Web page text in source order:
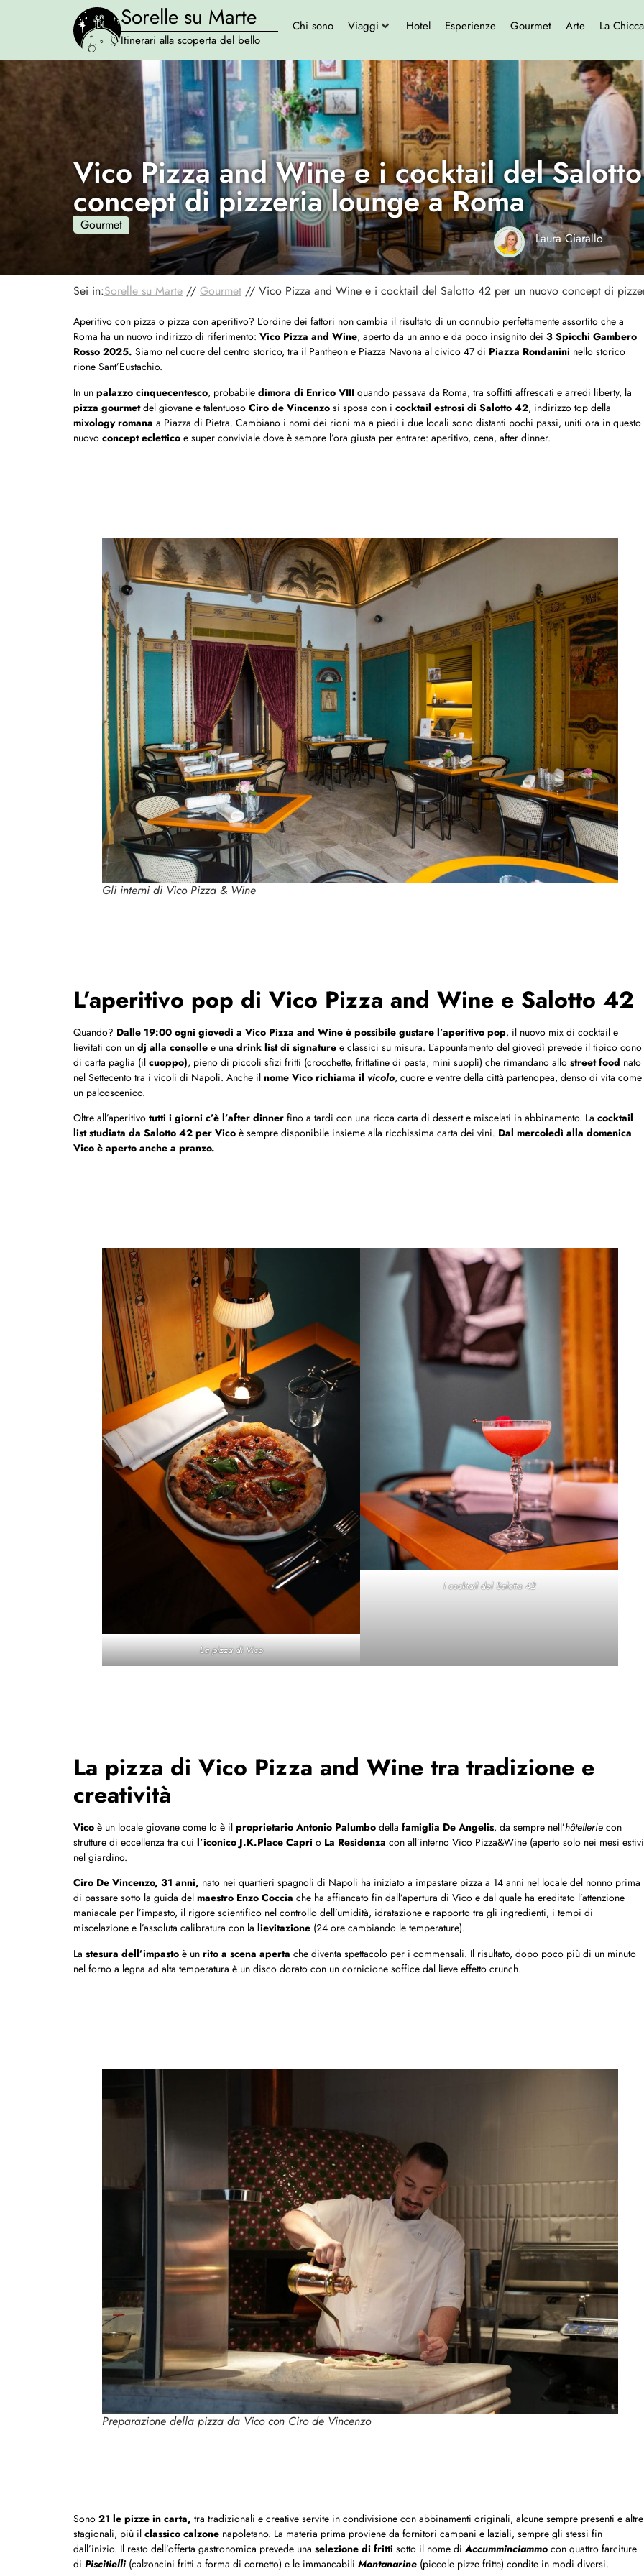
Sorelle su Marte
Itinerari alla scoperta del bello
Chi sono Viaggi Hotel Esperienze Gourmet Arte La Chicca
Vico Pizza and Wine e i cocktail del
concept di pizzeria lounge a Roma
Gourmet
Laura Ciarallo
Sei in:Sorelle su Marte // Gourmet // Vico Pizza and Wine e i cocktail del Salotto 42 per un nuovo concept di
Aperitivo con pizza o pizza con aperitivo? L’ordine dei fattori non cambia il risultato di un connubio perfettamente assortito che a
Roma ha un nuovo indirizzo di riferimento: Vico Pizza and Wine, aperto da un anno e da poco insignito dei 3 Spicchi Gambero
Rosso 2025. Siamo nel cuore del centro storico, tra il Pantheon e Piazza Navona al civico 47 di Piazza Rondanini nello storico
rione Sant’Eustachio.
In un palazzo cinquecentesco, probabile dimora di Enrico VIII quando passava da Roma, tra soffitti affrescati e arredi liberty, la
pizza gourmetdel giovane e talentuoso Ciro de Vincenzo si sposa con i cocktail estrosi di Salotto 42, indirizzo top della
mixology romana a Piazza di Pietra. Cambiano i nomi dei rioni ma a piedi i due locali sono distanti pochi passi, uniti ora in questo
nuovo concept eclettico e super conviviale dove è sempre l’ora giusta per entrare: aperitivo, cena, after dinner.
Gli interni di Vico Pizza & Wine
L’aperitivo pop di Vico Pizza and Wine e Salotto 42
Quando? Dalle 19:00 ogni giovedì a Vico Pizza and Wine è possibile gustare l’aperitivo pop, il nuovo mix di cocktail e
lievitati con un dj alla consolle e una drink list di signature e classici su misura. L’appuntamento del giovedì prevede il tipico cono
di carta paglia (il cuoppo), pieno di piccoli sfizi fritti (crocchette, frittatine di pasta, mini supplì) che rimandano allo street food nato
nel Settecento tra i vicoli di Napoli. Anche il nome Vico richiama il vicolo, cuore e ventre della città partenopea, denso di vita come
un palcoscenico.
Oltre all’aperitivo tutti i giorni c’è l’after dinner fino a tardi con una ricca carta di dessert e miscelati in abbinamento. La cocktail
list studiata da Salotto 42 per Vico è sempre disponibile insieme alla ricchissima carta dei vini. Dal mercoledì alla domenica
Vico è aperto anche a pranzo.
La pizza di Vico
I cocktail del Salotto 42
La pizza di Vico Pizza and Wine tra tradizione e
creatività
Vico è un locale giovane come lo è il proprietario Antonio Palumbo della famiglia De Angelis, da sempre nell’hôtellerie con
strutture di eccellenza tra cui l’iconico J.K.Place Capri o La Residenza con all’interno Vico Pizza&Wine (aperto solo nei mesi
nel giardino.
Ciro De Vincenzo, 31 anni, nato nei quartieri spagnoli di Napoli ha iniziato a impastare pizza a 14 anni nel locale del nonno prima
di passare sotto la guida del maestro Enzo Coccia che ha affiancato fin dall’apertura di Vico e dal quale ha ereditato l’attenzione
maniacale per l’impasto, il rigore scientifico nel controllo dell’umidità, idratazione e rapporto tra gli ingredienti, i tempi di
miscelazione e l’assoluta calibratura con la lievitazione (24 ore cambiando le temperature).
La stesura dell’impasto è un rito a scena aperta che diventa spettacolo per i commensali. Il risultato, dopo poco più di un minuto
nel forno a legna ad alta temperatura è un disco dorato con un cornicione soffice dal lieve effetto crunch.
Preparazione della pizza da Vico con Ciro de Vincenzo
Sono 21 le pizze in carta, tra tradizionali e creative servite in condivisione con abbinamenti originali, alcune sempre presenti e altre
stagionali, più il classico calzone napoletano. La materia prima proviene da fornitori campani e laziali, sempre gli stessi fin
dall’inizio. Il resto dell’offerta gastronomica prevede una selezione di fritti sotto il nome diAccumminciammo con quattro farciture
di Piscitielli (calzoncini fritti a forma di cornetto) e le immancabili Montanarine (piccole pizze fritte) condite in modi diversi.